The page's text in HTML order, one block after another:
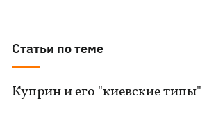
Статьи по теме
Куприн и его "киевские типы"